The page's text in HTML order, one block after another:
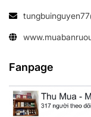
Fanpage